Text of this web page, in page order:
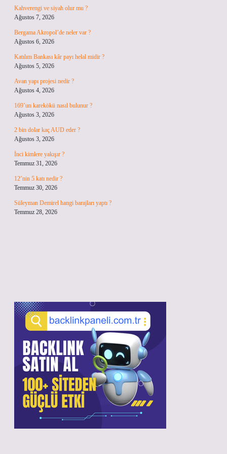
Kahverengi ve siyah olur mu ?
Ağustos 7, 2026
Bergama Akropol’de neler var ?
Ağustos 6, 2026
Katılım Bankası kâr payı helal midir ?
Ağustos 5, 2026
Avan yapı projesi nedir ?
Ağustos 4, 2026
169’un karekökü nasıl bulunur ?
Ağustos 3, 2026
2 bin dolar kaç AUD eder ?
Ağustos 3, 2026
İnci kimlere yakışır ?
Temmuz 31, 2026
12’nin 5 katı nedir ?
Temmuz 30, 2026
Süleyman Demirel hangi barajları yaptı ?
Temmuz 28, 2026